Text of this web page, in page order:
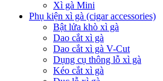
Xì gà Mini
Phụ kiện xì gà (cigar accessories)
Bật lửa khò xì gà
Dao cắt xì gà
Dao cắt xì gà V-Cut
Dụng cụ thông lỗ xì gà
Kéo cắt xì gà